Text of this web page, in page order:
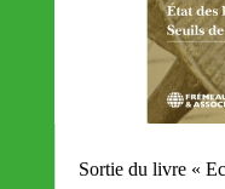
Sortie du livre «